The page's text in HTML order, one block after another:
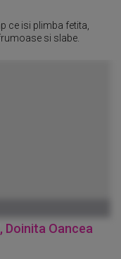
ce isi plimba fetita,
si slabe.
Doinita Oancea